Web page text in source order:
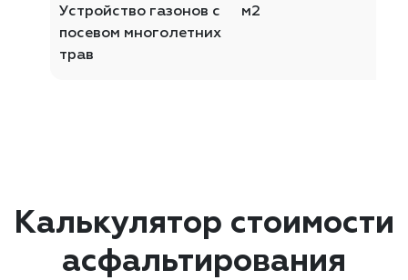
Устройство газонов с
посевом многолетних
трав
м2
Калькулятор стоимости
асфальтирования